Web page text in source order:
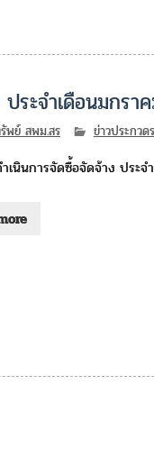
ระจำเดือนมกรา
พย์ สพม.สร ข่าวประกว
เนินการจัดซื้อจัดจ้าง ประ